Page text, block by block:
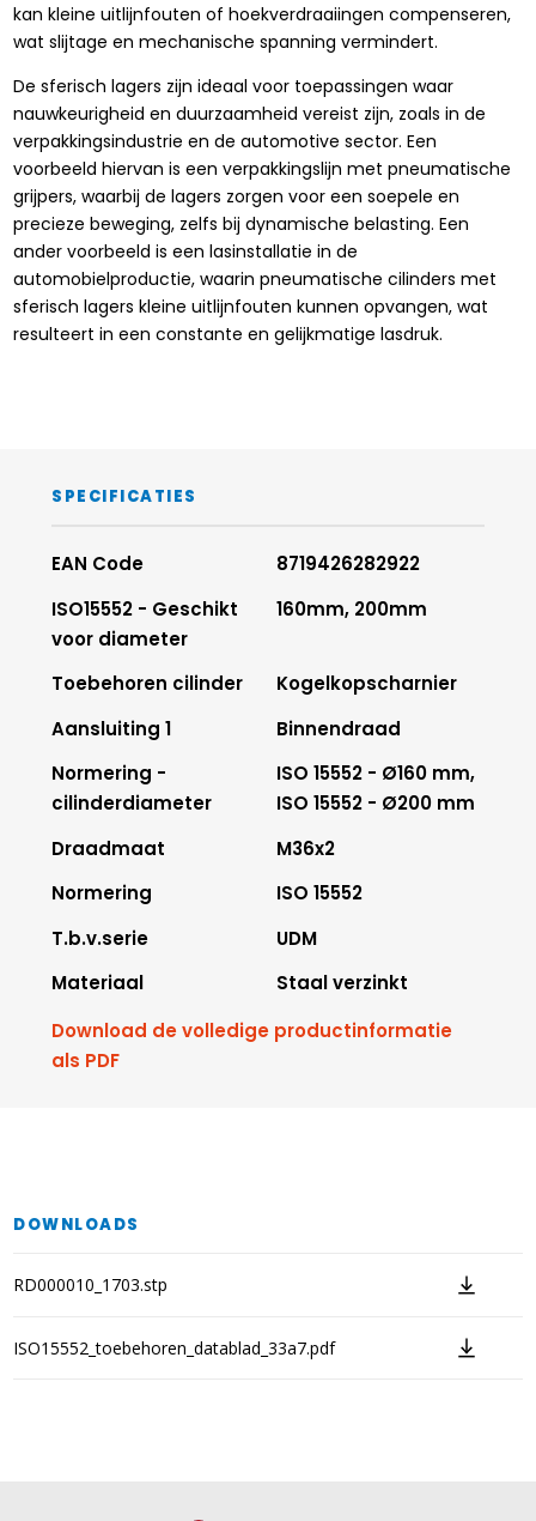
kan kleine uitlijnfouten of hoekverdraaiingen compenseren,
wat slijtage en mechanische spanning vermindert.
De sferisch lagers zijn ideaal voor toepassingen waar
nauwkeurigheid en duurzaamheid vereist zijn, zoals in de
verpakkingsindustrie en de automotive sector. Een
voorbeeld hiervan is een verpakkingslijn met pneumatische
grijpers, waarbij de lagers zorgen voor een soepele en
precieze beweging, zelfs bij dynamische belasting. Een
ander voorbeeld is een lasinstallatie in de
automobielproductie, waarin pneumatische cilinders met
sferisch lagers kleine uitlijnfouten kunnen opvangen, wat
resulteert in een constante en gelijkmatige lasdruk.
SPECIFICATIES
EAN Code
8719426282922
ISO15552 - Geschikt
voor diameter
160mm, 200mm
Toebehoren cilinder
Kogelkopscharnier
Aansluiting 1
Binnendraad
Normering -
cilinderdiameter
ISO 15552 - Ø160 mm,
ISO 15552 - Ø200 mm
Draadmaat
M36x2
Normering
ISO 15552
T.b.v.serie
UDM
Materiaal
Staal verzinkt
Download de volledige productinformatie
als PDF
DOWNLOADS
RD000010_1703.stp
ISO15552_toebehoren_datablad_33a7.pdf